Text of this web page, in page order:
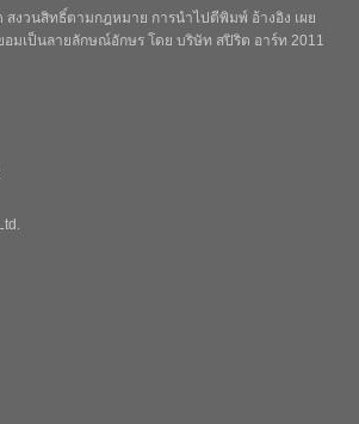
สงวนสิทธิ์ตามกฎหมาย การนำไปตีพิมพ์ อ้างอิง เผย
อมเป็นลายลักษณ์อักษร โดย บริษัท สปิริต อาร์ท 2011